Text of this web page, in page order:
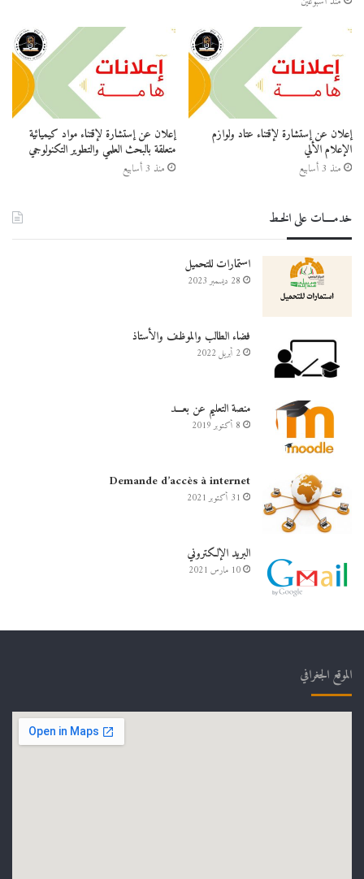
إعلان عن إستشارة لإقتناء عتاد ولوازم
الإعلام الألي
منذ 3 أسابيع
إعلان عن إستشارة لإقتناء مواد كيميائية
متعلقة بالبحث العلمي والتطوير التكنولوجي
منذ 3 أسابيع
خدمــــات على الخـط
استمارات للتحميل
28 ديسمبر 2023
فضاء الطالب والموظف والأستاذ
2 أبريل 2022
منصة التعليم عن بعـــد
8 أكتوبر 2019
Demande d’accès à internet
31 أكتوبر 2021
البريد الإلكتروني
10 مارس 2021
الموقع الجغرافي